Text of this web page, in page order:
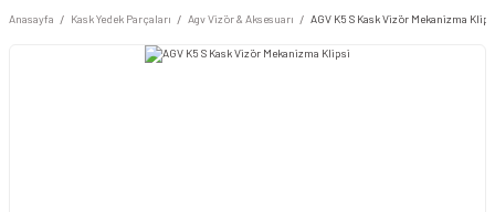
Anasayfa Kask Yedek Parçaları Agv Vizör & Aksesuarı AGV K5 S Kask Vizör Mekanizma